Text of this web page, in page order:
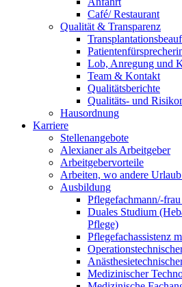
Café/ Restaurant
Qualität & Transparenz
Lob, Anregung und
Team & Kontakt
Qualitätsberichte
Qualitäts- und
Hausordnung
Karriere
Stellenangebote
Alexianer als Arbeitgeber
Arbeitgebervorteile
Arbeiten, wo andere
Ausbildung
Pflegefachmann/-
Duales Studium
Pflege)
Pflegefachassistenz
Medizinischer